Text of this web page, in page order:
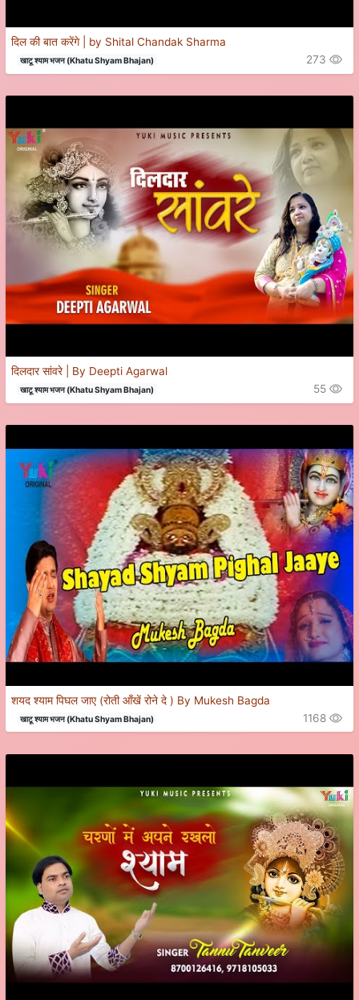
दिल की बात करेंगे | by Shital Chandak Sharma
खाटू श्याम भजन (Khatu Shyam Bhajan) 273
दिलदार सांवरे | By Deepti Agarwal
खाटू श्याम भजन (Khatu Shyam Bhajan) 55
शयद श्याम पिघल जाए (रोती आँखें रोने दे ) By Mukesh Bagda
खाटू श्याम भजन (Khatu Shyam Bhajan) 1168